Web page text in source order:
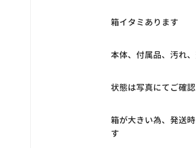
箱イタミあります
本体、付属品、汚れ
状態は写真にてご確
箱が大きい為、発送
す